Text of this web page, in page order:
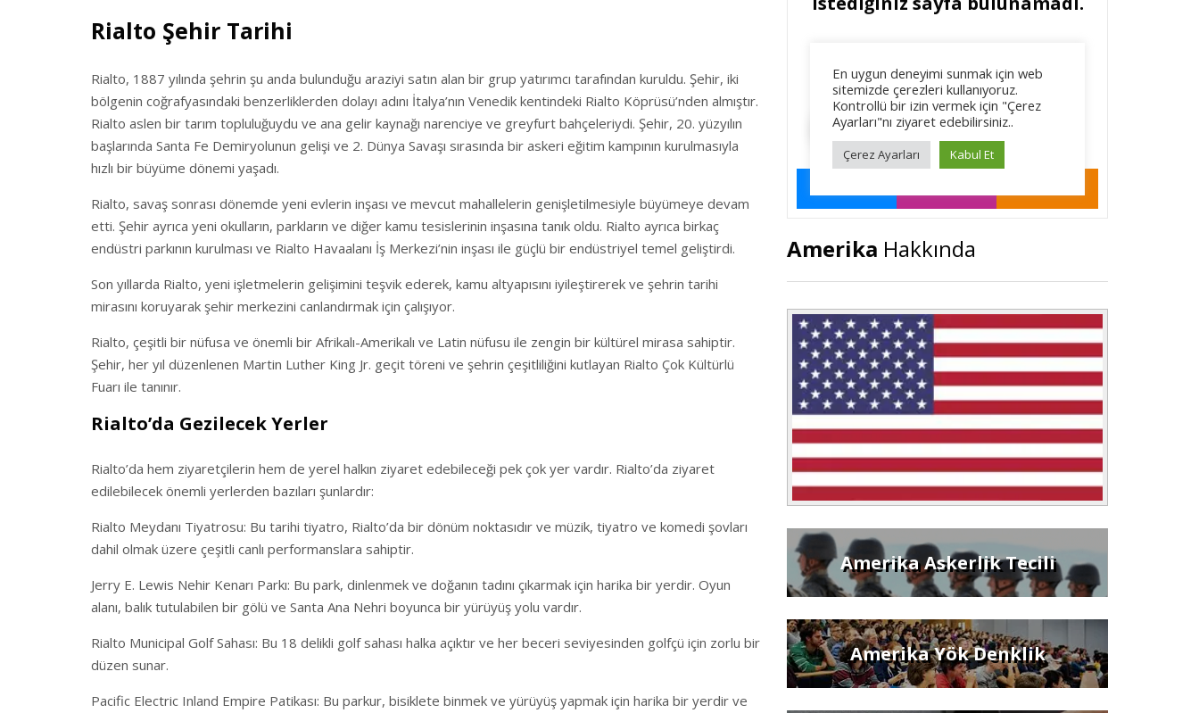
Rialto Şehir Tarihi
Rialto, 1887 yılında şehrin şu anda bulunduğu araziyi satın alan bir grup yatırımcı tarafından kuruldu. Şehir, iki
bölgenin coğrafyasındaki benzerliklerden dolayı adını İtalya’nın Venedik kentindeki Rialto Köprüsü’nden almıştır.
Rialto aslen bir tarım topluluğuydu ve ana gelir kaynağı narenciye ve greyfurt bahçeleriydi. Şehir, 20. yüzyılın
başlarında Santa Fe Demiryolunun gelişi ve 2. Dünya Savaşı sırasında bir askeri eğitim kampının kurulmasıyla
hızlı bir büyüme dönemi yaşadı.
Rialto, savaş sonrası dönemde yeni evlerin inşası ve mevcut mahallelerin genişletilmesiyle büyümeye devam
etti. Şehir ayrıca yeni okulların, parkların ve diğer kamu tesislerinin inşasına tanık oldu. Rialto ayrıca birkaç
endüstri parkının kurulması ve Rialto Havaalanı İş Merkezi’nin inşası ile güçlü bir endüstriyel temel geliştirdi.
Son yıllarda Rialto, yeni işletmelerin gelişimini teşvik ederek, kamu altyapısını iyileştirerek ve şehrin tarihi
mirasını koruyarak şehir merkezini canlandırmak için çalışıyor.
Rialto, çeşitli bir nüfusa ve önemli bir Afrikalı-Amerikalı ve Latin nüfusu ile zengin bir kültürel mirasa sahiptir.
Şehir, her yıl düzenlenen Martin Luther King Jr. geçit töreni ve şehrin çeşitliliğini kutlayan Rialto Çok Kültürlü
Fuarı ile tanınır.
Rialto’da Gezilecek Yerler
Rialto’da hem ziyaretçilerin hem de yerel halkın ziyaret edebileceği pek çok yer vardır. Rialto’da ziyaret
edilebilecek önemli yerlerden bazıları şunlardır:
Rialto Meydanı Tiyatrosu: Bu tarihi tiyatro, Rialto’da bir dönüm noktasıdır ve müzik, tiyatro ve komedi şovları
dahil olmak üzere çeşitli canlı performanslara sahiptir.
Jerry E. Lewis Nehir Kenarı Parkı: Bu park, dinlenmek ve doğanın tadını çıkarmak için harika bir yerdir. Oyun
alanı, balık tutulabilen bir gölü ve Santa Ana Nehri boyunca bir yürüyüş yolu vardır.
Rialto Municipal Golf Sahası: Bu 18 delikli golf sahası halka açıktır ve her beceri seviyesinden golfçü için zorlu bir
düzen sunar.
Pacific Electric Inland Empire Patikası: Bu parkur, bisiklete binmek ve yürüyüş yapmak için harika bir yerdir ve
Amerika Hakkında
Amerika Askerlik Tecili
Amerika Yök Denklik